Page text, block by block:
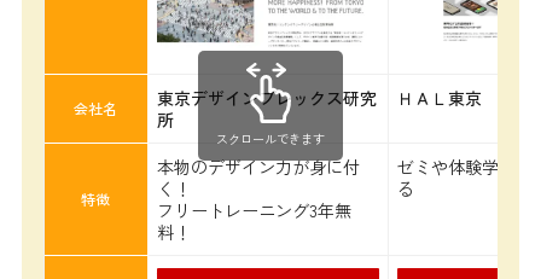
会社名
東京デザインプレックス研究
所
ＨＡＬ東京
特徴
本物のデザイン力が身に付
く！
フリートレーニング3年無
料！
ゼミや体験学習が
る
スクロールできます